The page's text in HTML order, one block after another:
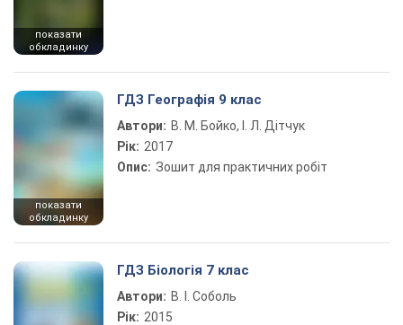
показати
обкладинку
показати
обкладинку
ГДЗ Географія 9 клас
Автори: В. М. Бойко, І. Л. Дітчук
Рік: 2017
Опис: Зошит для практичних робіт
ГДЗ Біологія 7 клас
Автори: В. І. Соболь
Рік: 2015